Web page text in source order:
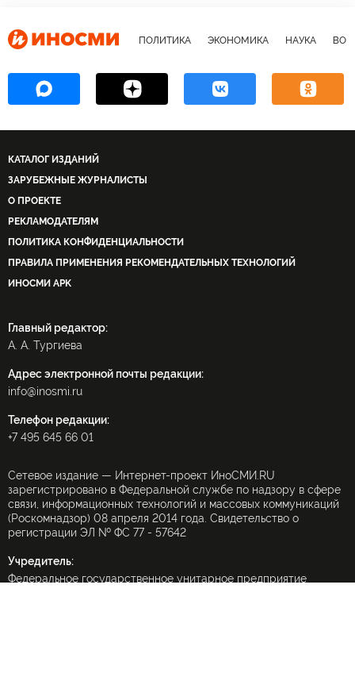
ПОЛИТИКА ЭКОНОМИКА НАУКА
КАТАЛОГ ИЗДАНИЙ
ЗАРУБЕЖНЫЕ ЖУРНАЛИСТЫ
О ПРОЕКТЕ
РЕКЛАМОДАТЕЛЯМ
ПОЛИТИКА КОНФИДЕНЦИАЛЬНОСТИ
ПРАВИЛА ПРИМЕНЕНИЯ РЕКОМЕНДАТЕЛЬНЫХ ТЕХНОЛОГИЙ
ИНОСМИ APK
Главный редактор:
А. А. Тургиева
Адрес электронной почты редакции:
info@inosmi.ru
Телефон редакции:
+7 495 645 66 01
Сетевое издание — Интернет-проект ИноСМИ.RU
зарегистрировано в Федеральной службе по надзору в сфере
связи, информационных технологий и массовых коммуникаций
(Роскомнадзор) 08 апреля 2014 года. Свидетельство о
регистрации ЭЛ № ФС 77 - 57642
Учредитель:
Федеральное государственное унитарное предприятие